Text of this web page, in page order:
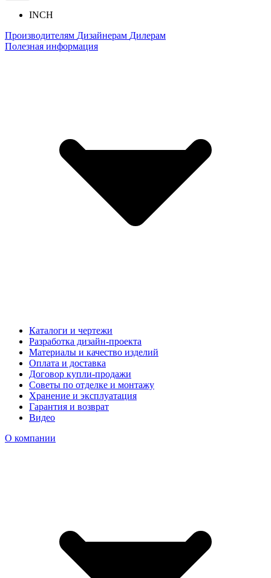
INCH
Производителям Дизайнерам Дилерам
Полезная информация
Каталоги и чертежи
Разработка дизайн-проекта
Материалы и качество изделий
Оплата и доставка
Договор купли-продажи
Советы по отделке и монтажу
Хранение и эксплуатация
Гарантия и возврат
Видео
О компании